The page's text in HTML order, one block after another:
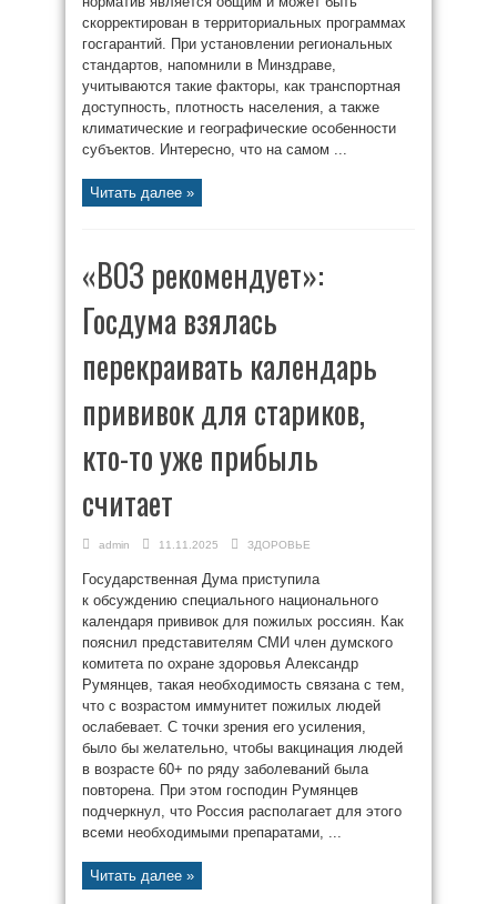
скорректирован в территориальных программах
госгарантий. При установлении региональных
стандартов, напомнили в Минздраве,
учитываются такие факторы, как транспортная
доступность, плотность населения, а также
климатические и географические особенности
субъектов. Интересно, что на самом ...
Читать далее »
«ВОЗ рекомендует»:
Госдума взялась
перекраивать календарь
прививок для стариков,
кто-то уже прибыль
считает
admin 11.11.2025 ЗДОРОВЬЕ
Государственная Дума приступила
к обсуждению специального национального
календаря прививок для пожилых россиян. Как
пояснил представителям СМИ член думского
комитета по охране здоровья Александр
Румянцев, такая необходимость связана с тем,
что с возрастом иммунитет пожилых людей
ослабевает. С точки зрения его усиления,
было бы желательно, чтобы вакцинация людей
в возрасте 60+ по ряду заболеваний была
повторена. При этом господин Румянцев
подчеркнул, что Россия располагает для этого
всеми необходимыми препаратами, ...
Читать далее »